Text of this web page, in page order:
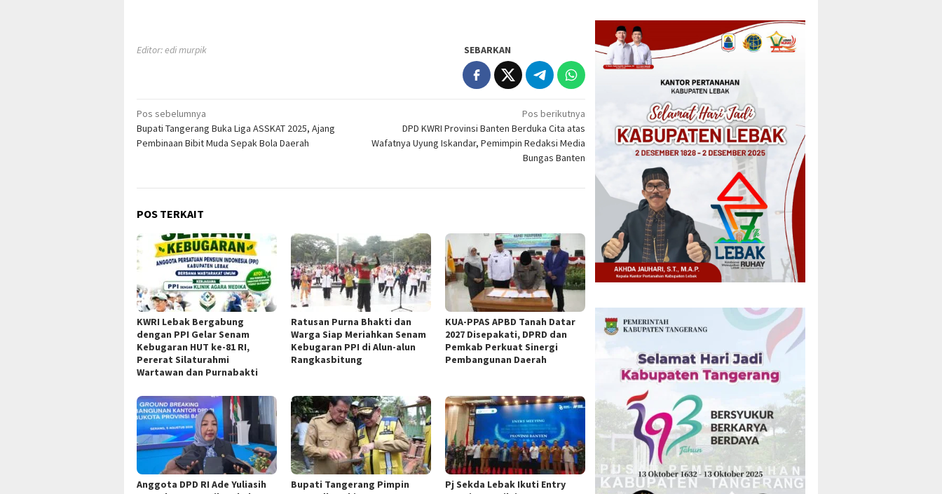
Editor: edi murpik SEBARKAN
Navigasi
pos
Pos sebelumnya
Bupati Tangerang Buka Liga ASSKAT 2025, Ajang
Pembinaan Bibit Muda Sepak Bola Daerah
Pos berikutnya
DPD KWRI Provinsi Banten Berduka Cita atas
Wafatnya Uyung Iskandar, Pemimpin Redaksi Media
Bungas Banten
POS TERKAIT
KWRI Lebak Bergabung
dengan PPI Gelar Senam
Kebugaran HUT ke-81 RI,
Pererat Silaturahmi
Wartawan dan Purnabakti
Ratusan Purna Bhakti dan
Warga Siap Meriahkan Senam
Kebugaran PPI di Alun-alun
Rangkasbitung
KUA-PPAS APBD Tanah Datar
2027 Disepakati, DPRD dan
Pemkab Perkuat Sinergi
Pembangunan Daerah
Anggota DPD RI Ade Yuliasih
Bupati Tangerang Pimpin
Pj Sekda Lebak Ikuti Entry